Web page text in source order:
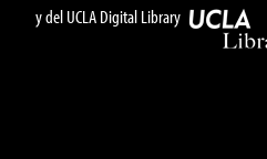
y del UCLA Digital Library